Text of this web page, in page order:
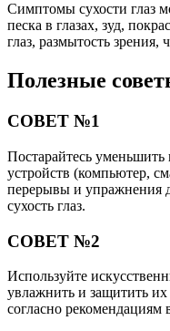
Симптомы сухости глаз
песка в глазах, зуд,
глаз, размытость зрения,
Полезные
СОВЕТ №1
Постарайтесь уменьшить
устройств (компьютер,
перерывы и упражнения
сухость глаз.
СОВЕТ №2
Используйте
увлажнить и защитить их
согласно рекомендациям